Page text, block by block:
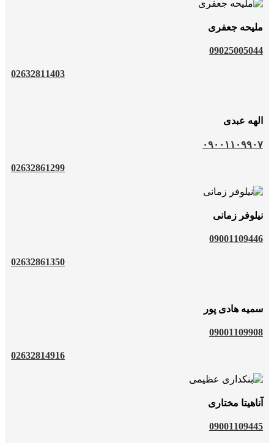
ملیحه جعفری
09025005044
02632811403
الهه عبدی
۰۹۰۰۱۱۰۹۹۰۷
02632861299
نیلوفر زمانی
09001109446
02632861350
سمیه هادی پور
09001109908
02632814916
آناهیتا مختاری
09001109445